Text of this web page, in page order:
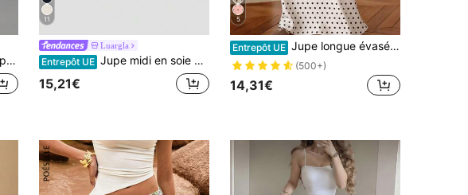
11
Luargla
Entrepôt UE Jupe midi en soie à design minimaliste de couleur unie avec bordure en dentelle, pour l'été et le printemps
15,21€
5
Entrepôt UE Jupe longue évasée décontracté à pois pour femmes, en tissu non extensible, convient pour le port quotidien, blanc d'été printemps
(500+)
14,31€